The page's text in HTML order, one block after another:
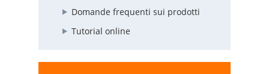
Domande frequenti sui prodotti
Tutorial online